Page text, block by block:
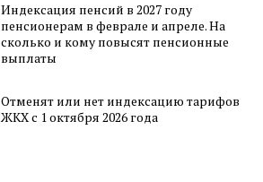
Индексация пенсий в 2027 году
пенсионерам в феврале и апреле. На
сколько и кому повысят пенсионные
выплаты
Отменят или нет индексацию тарифов
ЖКХ с 1 октября 2026 года